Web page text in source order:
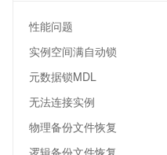
性能问题
实例空间满自动锁
元数据锁MDL
无法连接实例
物理备份文件恢复
逻辑备份文件恢复